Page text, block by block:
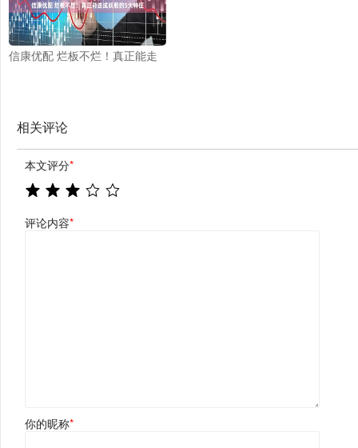
信康优配 烂板不烂！真正能走
相关评论
本文评分*
评论内容*
你的昵称*